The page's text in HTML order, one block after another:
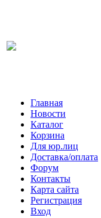
Главная
Новости
Каталог
Корзина
Для юр.лиц
Доставка/оплата
Форум
Контакты
Карта сайта
Регистрация
Вход